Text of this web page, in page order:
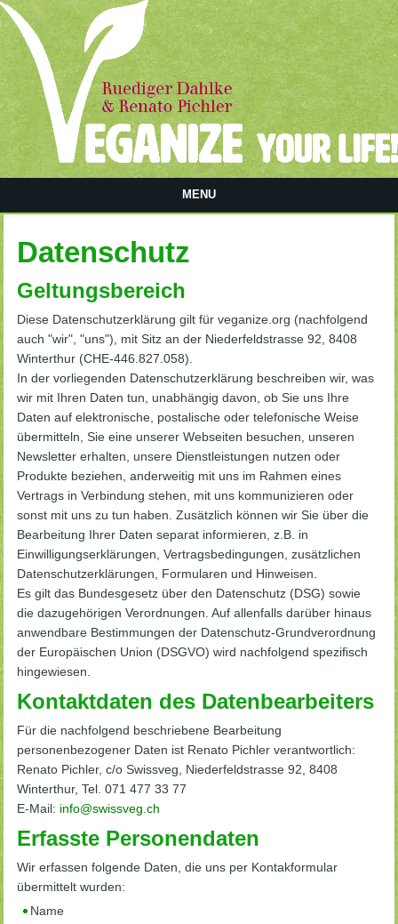
MENU
Datenschutz
Geltungsbereich
Diese Datenschutzerklärung gilt für veganize.org (nachfolgend
auch "wir", "uns"), mit Sitz an der Niederfeldstrasse 92, 8408
Winterthur (CHE-446.827.058).
In der vorliegenden Datenschutzerklärung beschreiben wir, was
wir mit Ihren Daten tun, unabhängig davon, ob Sie uns Ihre
Daten auf elektronische, postalische oder telefonische Weise
übermitteln, Sie eine unserer Webseiten besuchen, unseren
Newsletter erhalten, unsere Dienstleistungen nutzen oder
Produkte beziehen, anderweitig mit uns im Rahmen eines
Vertrags in Verbindung stehen, mit uns kommunizieren oder
sonst mit uns zu tun haben. Zusätzlich können wir Sie über die
Bearbeitung Ihrer Daten separat informieren, z.B. in
Einwilligungserklärungen, Vertragsbedingungen, zusätzlichen
Datenschutzerklärungen, Formularen und Hinweisen.
Es gilt das Bundesgesetz über den Datenschutz (DSG) sowie
die dazugehörigen Verordnungen. Auf allenfalls darüber hinaus
anwendbare Bestimmungen der Datenschutz-Grundverordnung
der Europäischen Union (DSGVO) wird nachfolgend spezifisch
hingewiesen.
Kontaktdaten des Datenbearbeiters
Für die nachfolgend beschriebene Bearbeitung
personenbezogener Daten ist Renato Pichler verantwortlich:
Renato Pichler, c/o Swissveg, Niederfeldstrasse 92, 8408
Winterthur, Tel. 071 477 33 77
E-Mail: info@swissveg.ch
Erfasste Personendaten
Wir erfassen folgende Daten, die uns per Kontakformular
übermittelt wurden:
Name